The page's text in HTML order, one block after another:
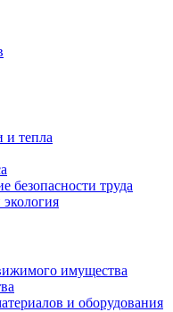
и тепла
безопасности труда
имущества
и оборудования